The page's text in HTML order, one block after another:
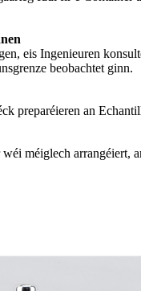
eis Ingenieuren
beobachtet ginn.
preparéieren an
wéi méiglech